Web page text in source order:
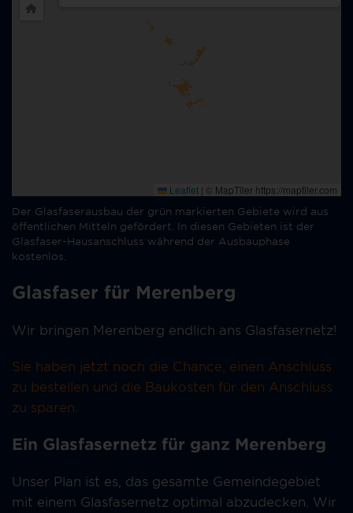
Der Glasfaserausbau der grün markierten Gebiete wird aus
öffentlichen Mitteln gefördert. In diesen Gebieten ist der
Glasfaser-Hausanschluss während der Ausbauphase
kostenlos.
Glasfaser für Merenberg
Wir bringen Merenberg endlich ans Glasfasernetz!
Sie haben jetzt noch die Chance, einen Anschluss
zu bestellen und die Baukosten für den Anschluss
zu sparen.
Ein Glasfasernetz für ganz Merenberg
Unser Plan ist es, das gesamte Gemeindegebiet
mit einem Glasfasernetz optimal abzudecken. Wir